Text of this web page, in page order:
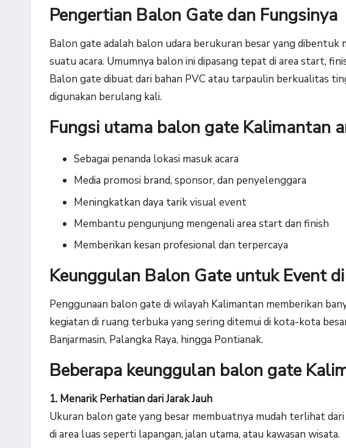
Pengertian Balon Gate dan Fungsinya
Balon gate adalah balon udara berukuran besar yang
suatu acara. Umumnya balon ini dipasang tepat di area start,
Balon gate dibuat dari bahan PVC atau tarpaulin berkualitas
digunakan berulang kali.
Fungsi utama balon gate Kalimantan
Sebagai penanda lokasi masuk acara
Media promosi brand, sponsor, dan penyelenggara
Meningkatkan daya tarik visual event
Membantu pengunjung mengenali area start dan finish
Memberikan kesan profesional dan terpercaya
Keunggulan Balon Gate untuk Event
Penggunaan balon gate di wilayah Kalimantan memberikan
kegiatan di ruang terbuka yang sering ditemui di kota-kota
Banjarmasin, Palangka Raya, hingga Pontianak.
Beberapa keunggulan balon gate
1. Menarik Perhatian dari Jarak Jauh
Ukuran balon gate yang besar membuatnya mudah terlihat
di area luas seperti lapangan, jalan utama, atau kawasan wisata.